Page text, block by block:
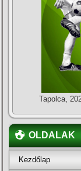
Tapolca,
OLDALAK
Kezdőlap